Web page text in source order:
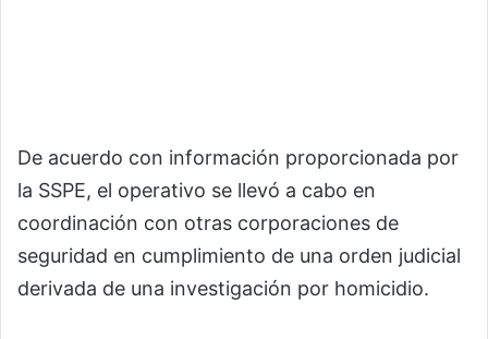
De acuerdo con información proporcionada por
la SSPE, el operativo se llevó a cabo en
coordinación con otras corporaciones de
seguridad en cumplimiento de una orden judicial
derivada de una investigación por homicidio.